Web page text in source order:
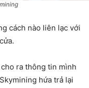
cách nào liên lạc với
ra thông tin mình
hứa trả lại